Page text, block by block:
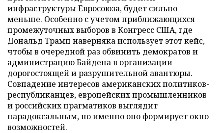
инфраструктуры Евросоюза, будет сильно
меньше. Особенно с учетом приближающихся
промежуточных выборов в Конгресс США, где
Дональд Трамп наверняка использует этот кейс,
чтобы в очередной раз обвинить демократов и
администрацию Байдена в организации
дорогостоящей и разрушительной авантюры.
Совпадение интересов американских политиков-
республиканцев, европейских промышленников
и российских прагматиков выглядит
парадоксальным, но именно оно формирует окно
возможностей.